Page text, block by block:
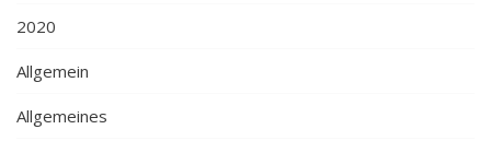
2020
Allgemein
Allgemeines